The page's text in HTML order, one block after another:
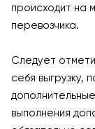
происходит на
перевозчика.
Следует
себя выгрузку,
выполнения